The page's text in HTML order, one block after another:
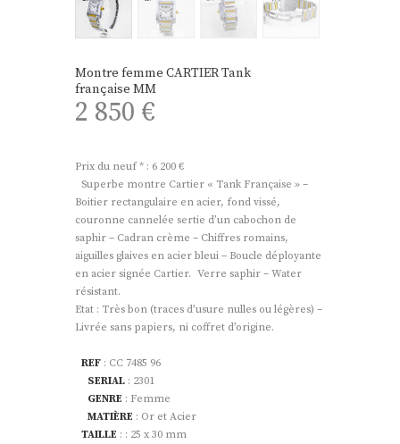
Montre femme CARTIER Tank
française MM
2 850 €
Prix du neuf * : 6 200 €
Superbe montre Cartier « Tank Française » –
Boitier rectangulaire en acier, fond vissé,
couronne cannelée sertie d’un cabochon de
saphir – Cadran crème – Chiffres romains,
aiguilles glaives en acier bleui – Boucle déployante
en acier signée Cartier. Verre saphir – Water
résistant.
Etat : Très bon (traces d’usure nulles ou légères) –
Livrée sans papiers, ni coffret d’origine.
REF : CC 7485 96
SERIAL : 2301
GENRE : Femme
MATIÈRE : Or et Acier
TAILLE : : 25 x 30 mm